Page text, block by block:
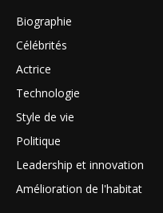
Biographie
Célébrités
Actrice
Technologie
Style de vie
Politique
Leadership et innovation
Amélioration de l'habitat